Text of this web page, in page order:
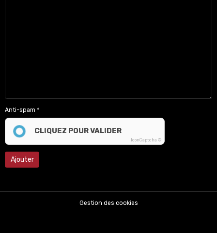
Anti-spam
CLIQUEZ POUR VALIDER
IconCaptcha ©
Ajouter
Gestion des cookies